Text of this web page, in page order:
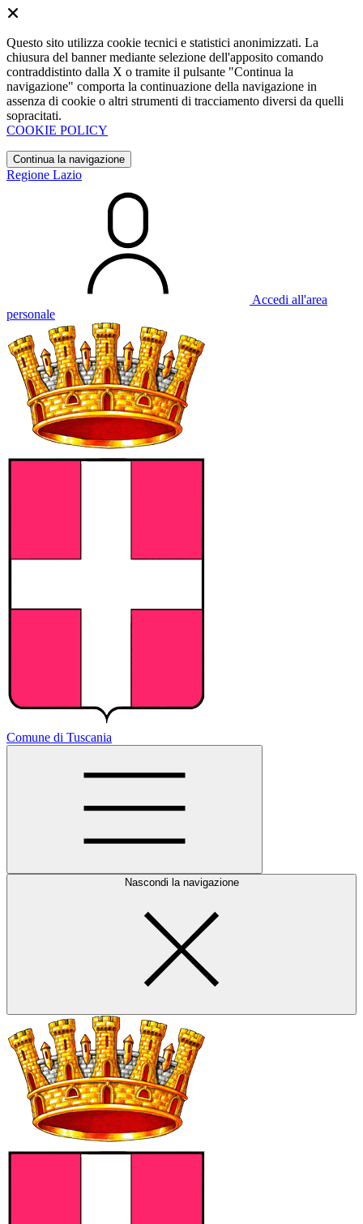
Questo sito utilizza cookie tecnici e statistici anonimizzati. La
chiusura del banner mediante selezione dell'apposito comando
contraddistinto dalla X o tramite il pulsante "Continua la
navigazione" comporta la continuazione della navigazione in
assenza di cookie o altri strumenti di tracciamento diversi da quelli
sopracitati.
COOKIE POLICY
Continua la navigazione
Regione Lazio
Accedi all'area
personale
Comune di Tuscania
Nascondi la navigazione